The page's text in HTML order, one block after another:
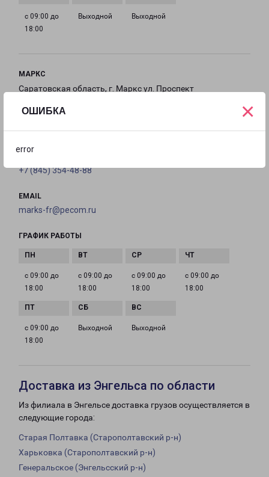
ОШИБКА
error
×
с 09:00 до
18:00
Выходной Выходной
МАРКС
Саратовская область, г. Маркс ул. Проспект
на карте
+7 (845) 354-48-88
EMAIL
marks-fr@pecom.ru
ГРАФИК РАБОТЫ
с 09:00 до
18:00
с 09:00 до
18:00
с 09:00 до
18:00
с 09:00 до
18:00
с 09:00 до
18:00
Выходной Выходной
Доставка из Энгельса по области
Из филиала в Энгельсе доставка грузов осуществляется в
следующие города:
Старая Полтавка (Старополтавский р-н)
Харьковка (Старополтавский р-н)
Генеральское (Энгельсский р-н)